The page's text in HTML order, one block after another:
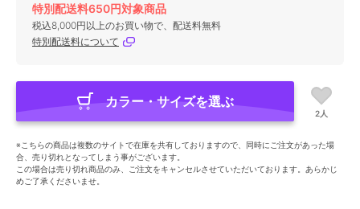
特別配送料650円対象商品
税込8,000円以上のお買い物で、配送料無料
特別配送料について
カラー・サイズを選ぶ
2人
※こちらの商品は複数のサイトで在庫を共有しておりますので、同時にご注文があった場
合、売り切れとなってしまう事がございます。
この場合は売り切れ商品のみ、ご注文をキャンセルさせていただいております。あらかじ
めご了承くださいませ。